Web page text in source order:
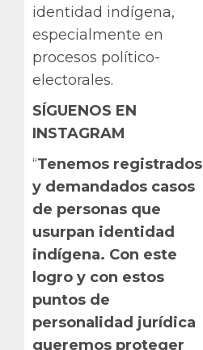
identidad indígena,
especialmente en
procesos político-
electorales.
SÍGUENOS EN
INSTAGRAM
“Tenemos registrados
y demandados casos
de personas que
usurpan identidad
indígena. Con este
logro y con estos
puntos de
personalidad jurídica
queremos proteger